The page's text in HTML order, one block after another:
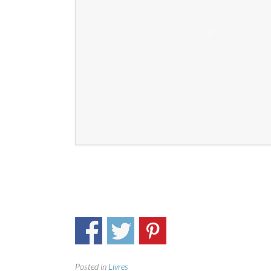
Posted in Livres